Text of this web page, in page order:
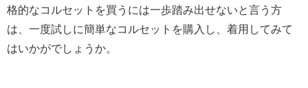
格的なコルセットを買うには一歩踏み出せないと言う方
は、一度試しに簡単なコルセットを購入し、着用してみて
はいかがでしょうか。